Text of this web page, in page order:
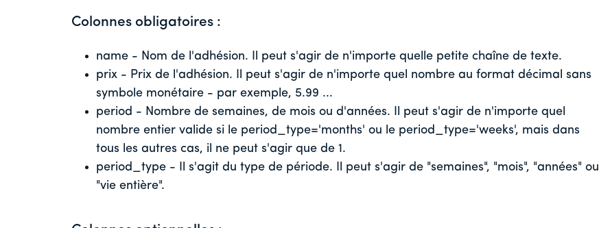
Colonnes obligatoires :
name - Nom de l'adhésion. Il peut s'agir de n'importe quelle petite chaîne de texte.
prix - Prix de l'adhésion. Il peut s'agir de n'importe quel nombre au format décimal sans
symbole monétaire - par exemple, 5.99 ...
period - Nombre de semaines, de mois ou d'années. Il peut s'agir de n'importe quel
nombre entier valide si le period_type='months' ou le period_type='weeks', mais dans
tous les autres cas, il ne peut s'agir que de 1.
period_type - Il s'agit du type de période. Il peut s'agir de "semaines", "mois", "années" ou
"vie entière".